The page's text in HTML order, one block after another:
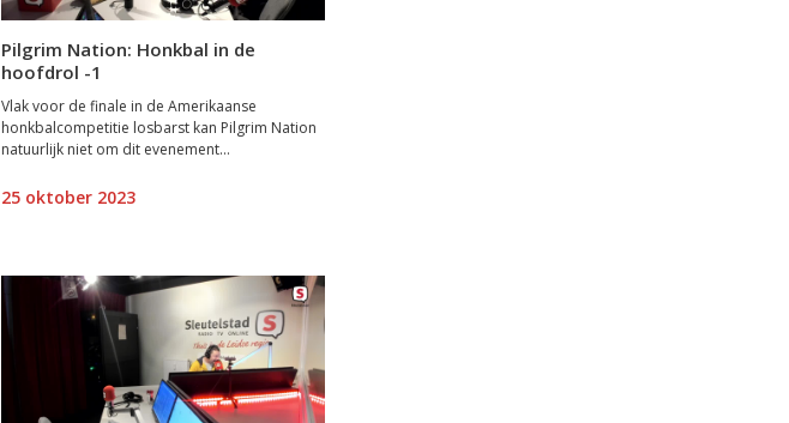
Pilgrim Nation: Honkbal in de
hoofdrol -1
Vlak voor de finale in de Amerikaanse
honkbalcompetitie losbarst kan Pilgrim Nation
natuurlijk niet om dit evenement...
25 oktober 2023